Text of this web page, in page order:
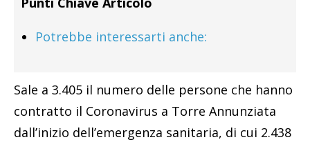
Potrebbe interessarti anche:
Sale a 3.405 il numero delle persone che hanno
contratto il Coronavirus a Torre Annunziata
dall’inizio dell’emergenza sanitaria, di cui 2.438